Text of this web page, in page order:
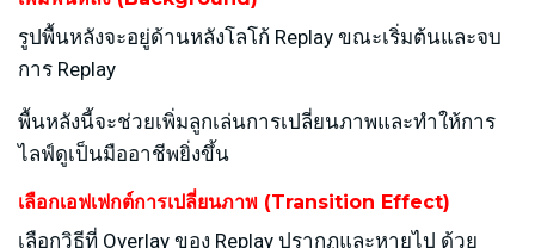
รูปพื้นหลังจะอยู่ด้านหลังโลโก้ Replay ขณะเริ่มต้นและจบ
การ Replay
พื้นหลังนี้จะช่วยเพิ่มลูกเล่นการเปลี่ยนภาพและทำให้การ
ไลฟ์ดูเป็นมืออาชีพยิ่งขึ้น
เลือกเอฟเฟกต์การเปลี่ยนภาพ (Transition Effect)
เลือกวิธีที่ Overlay ของ Replay ปรากฏและหายไป ด้วย